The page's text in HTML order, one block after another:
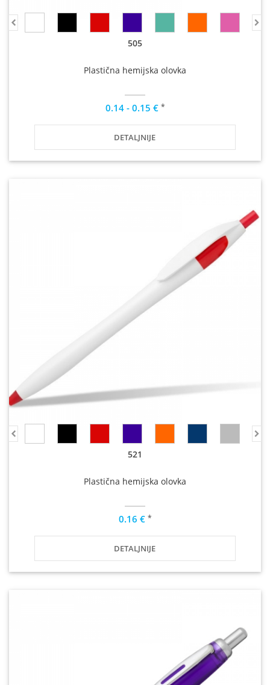
505
Plastična hemijska olovka
0.14 - 0.15 € *
DETALJNIJE
521
Plastična hemijska olovka
0.16 € *
DETALJNIJE